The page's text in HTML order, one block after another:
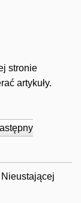
stronie
artykuły.